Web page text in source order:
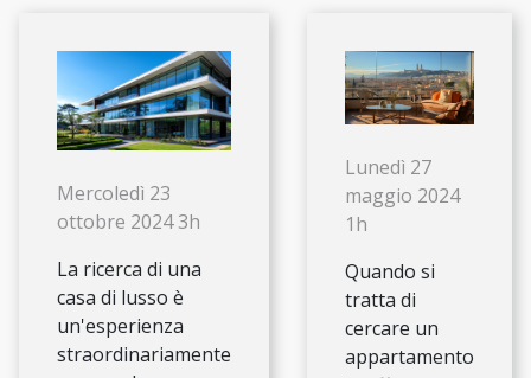
Mercoledì 23
ottobre 2024 3h
La ricerca di una
casa di lusso è
un'esperienza
straordinariamente
Lunedì 27
maggio 2024
1h
Quando si
tratta di
cercare un
appartamento